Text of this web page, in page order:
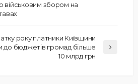
військовим збором на
року платники Київщини
до бюджетів громад більше
10 млрд грн